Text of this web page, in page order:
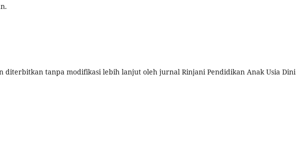
diterbitkan tanpa modifikasi lebih lanjut oleh jurnal Rinjani Pendidikan Anak Usia Dini